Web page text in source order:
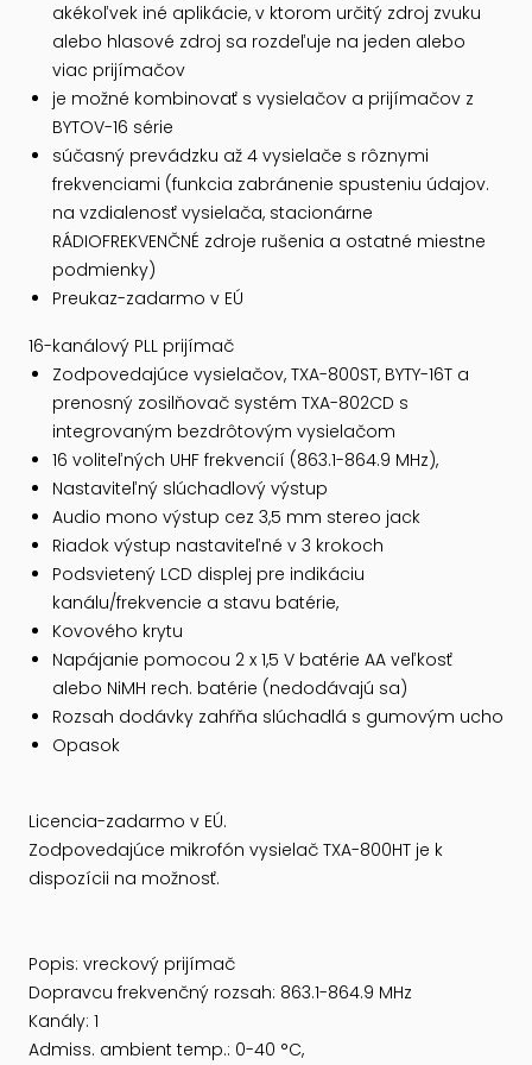
akékoľvek iné aplikácie, v ktorom určitý zdroj zvuku
alebo hlasové zdroj sa rozdeľuje na jeden alebo
viac prijímačov
je možné kombinovať s vysielačov a prijímačov z
BYTOV-16 série
súčasný prevádzku až 4 vysielače s rôznymi
frekvenciami (funkcia zabránenie spusteniu údajov.
na vzdialenosť vysielača, stacionárne
RÁDIOFREKVENČNÉ zdroje rušenia a ostatné miestne
podmienky)
Preukaz-zadarmo v EÚ
16-kanálový PLL prijímač
Zodpovedajúce vysielačov, TXA-800ST, BYTY-16T a
prenosný zosilňovač systém TXA-802CD s
integrovaným bezdrôtovým vysielačom
16 voliteľných UHF frekvencií (863.1-864.9 MHz),
Nastaviteľný slúchadlový výstup
Audio mono výstup cez 3,5 mm stereo jack
Riadok výstup nastaviteľné v 3 krokoch
Podsvietený LCD displej pre indikáciu
kanálu/frekvencie a stavu batérie,
Kovového krytu
Napájanie pomocou 2 x 1,5 V batérie AA veľkosť
alebo NiMH rech. batérie (nedodávajú sa)
Rozsah dodávky zahŕňa slúchadlá s gumovým ucho
Opasok
Licencia-zadarmo v EÚ.
Zodpovedajúce mikrofón vysielač TXA-800HT je k
dispozícii na možnosť.
Popis: vreckový prijímač
Dopravcu frekvenčný rozsah: 863.1-864.9 MHz
Kanály: 1
Admiss. ambient temp.: 0-40 °C,